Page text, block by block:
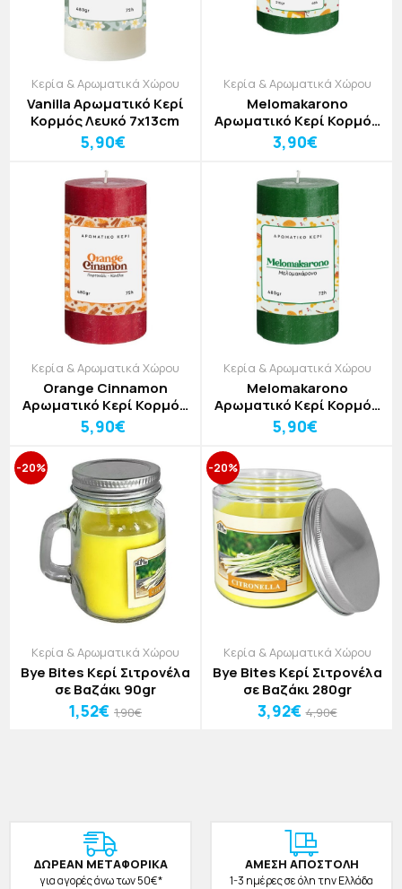
Κερία & Αρωματικά Χώρου
Vanilla Αρωματικό Κερί
Κορμός Λευκό 7x13cm
5,90€
Κερία & Αρωματικά Χώρου
Melomakarono
Αρωματικό Κερί Κορμός
Πράσινο 7x8cm
3,90€
Κερία & Αρωματικά Χώρου
Orange Cinnamon
Αρωματικό Κερί Κορμός
Κόκκινο 7x13cm
5,90€
Κερία & Αρωματικά Χώρου
Melomakarono
Αρωματικό Κερί Κορμός
Πράσινο 7x13cm
5,90€
-20%
Κερία & Αρωματικά Χώρου
Bye Bites Κερί Σιτρονέλα
σε Βαζάκι 90gr
1,52€ 1,90€
-20%
Κερία & Αρωματικά Χώρου
Bye Bites Κερί Σιτρονέλα
σε Βαζάκι 280gr
3,92€ 4,90€
ΔΩΡΕAΝ ΜΕΤΑΦΟΡΙΚΑ
για αγορές άνω των 50€*
ΑΜΕΣΗ ΑΠΟΣΤΟΛΗ
1-3 ημέρες σε όλη την Ελλάδα